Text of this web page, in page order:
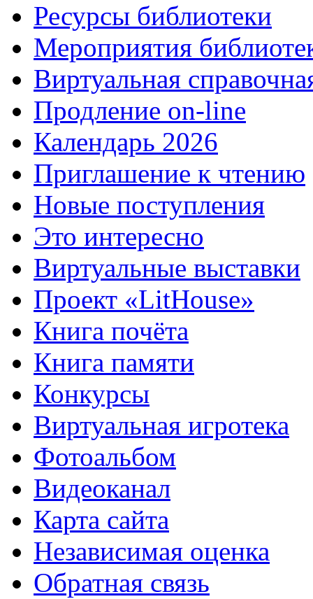
Ресурсы библиотеки
Мероприятия
Виртуальная
Продление on-line
Календарь 2026
Приглашение к чтению
Новые поступления
Это интересно
Виртуальные выставки
Проект «LitHouse»
Книга почёта
Книга памяти
Конкурсы
Виртуальная игротека
Фотоальбом
Видеоканал
Карта сайта
Независимая оценка
Обратная связь